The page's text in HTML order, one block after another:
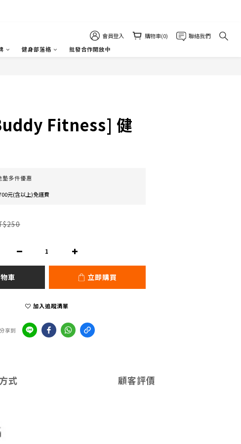
會員登入 購物車(0)
聯絡我們
健身部落格 批發合作開放中
Fitness] 健
墊多件優惠
元(含以上)免運費
車 立即購買
加入追蹤清單
分享到
式 顧客評價